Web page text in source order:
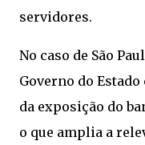
servidores.
No caso de São
Governo do
da exposição do
o que amplia a